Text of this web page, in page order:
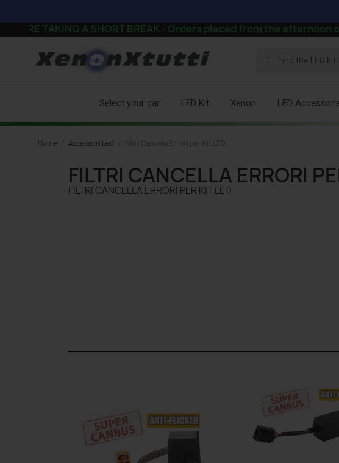
TAKING A SHORT BREAK - Orders placed from the afternoon of the
Select your car LED Kit Xenon LED
Home Accessori Led Filtri Cancella Errori per Kit LED
FILTRI CANCELLA ERRORI
FILTRI CANCELLA ERRORI PER KIT LED